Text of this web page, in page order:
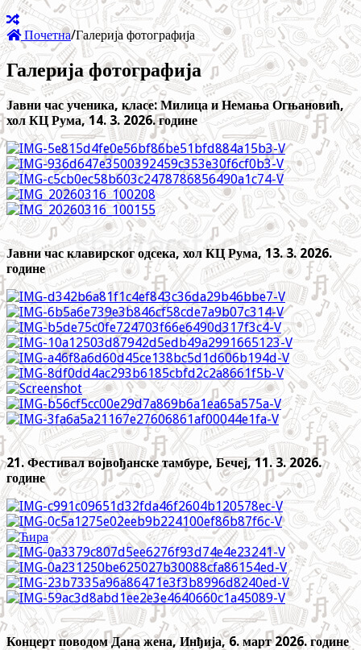
Почетна/Галерија фотографија
Галерија фотографија
Јавни час ученика, класе: Милица и Немања Огњановић,
хол КЦ Рума, 14. 3. 2026. године
Јавни час клавирског одсека, хол КЦ Рума, 13. 3. 2026.
године
21. Фестивал војвођанске тамбуре, Бечеј, 11. 3. 2026.
године
Концерт поводом Дана жена, Инђија, 6. март 2026. године